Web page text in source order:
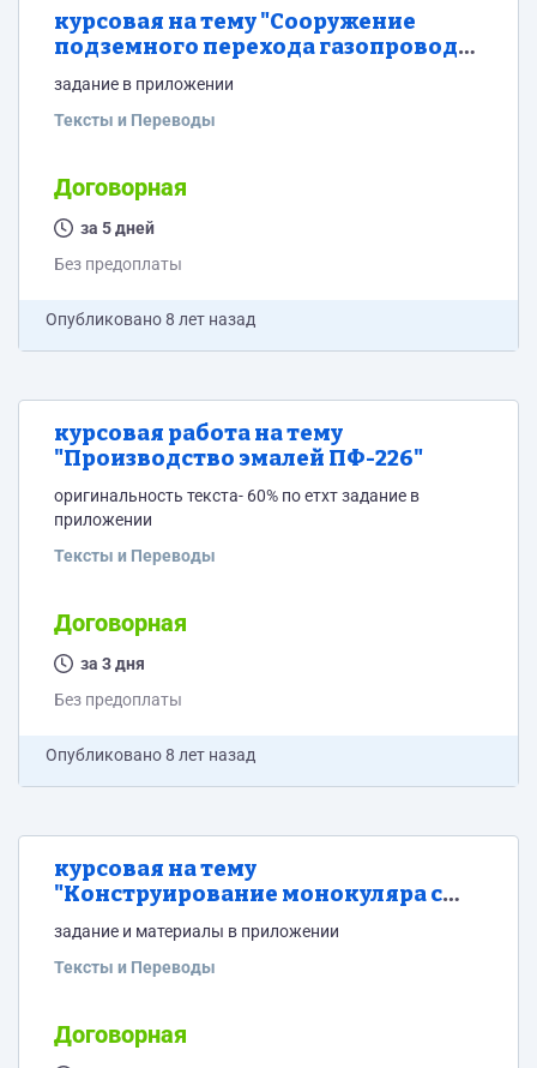
курсовая на тему "Сооружение
подземного перехода газопровода
автодорогу третьей категории"
задание в приложении
Тексты и Переводы
Договорная
за 5 дней
Без предоплаты
Опубликовано8 лет назад
курсовая работа на тему
"Производство эмалей ПФ-226"
оригинальность текста- 60% по етхт задание в
приложении
Тексты и Переводы
Договорная
за 3 дня
Без предоплаты
Опубликовано8 лет назад
курсовая на тему
"Конструирование монокуляра с
системой"
задание и материалы в приложении
Тексты и Переводы
Договорная